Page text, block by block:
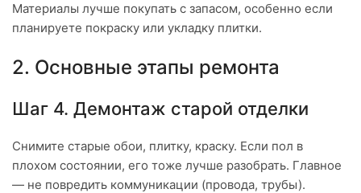
Материалы лучше покупать с запасом, особенно если
планируете покраску или укладку плитки.
2. Основные этапы ремонта
Шаг 4. Демонтаж старой отделки
Снимите старые обои, плитку, краску. Если пол в
плохом состоянии, его тоже лучше разобрать. Главное
— не повредить коммуникации (провода, трубы).